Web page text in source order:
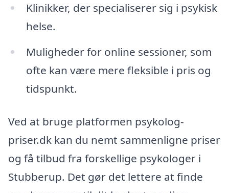
Klinikker, der specialiserer sig i psykisk
helse.
Muligheder for online sessioner, som
ofte kan være mere fleksible i pris og
tidspunkt.
Ved at bruge platformen psykolog-
priser.dk kan du nemt sammenligne priser
og få tilbud fra forskellige psykologer i
Stubberup. Det gør det lettere at finde